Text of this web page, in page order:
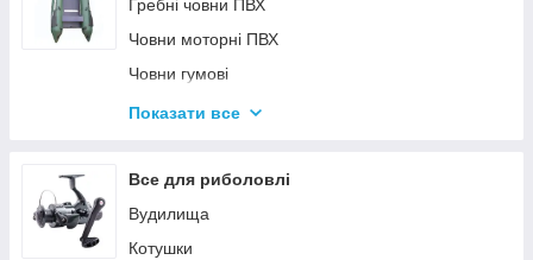
Гребні човни ПВХ
Човни моторні ПВХ
Човни гумові
Надувні байдарки
Тюбінг
Страхувальні жилети
Човники ΩMega
Показати все
Все для риболовлі
Вудилища
Котушки